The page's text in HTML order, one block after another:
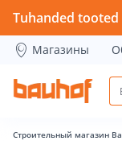
RISTLASER
Tuhanded tooted
Магазины
Строительный магазин